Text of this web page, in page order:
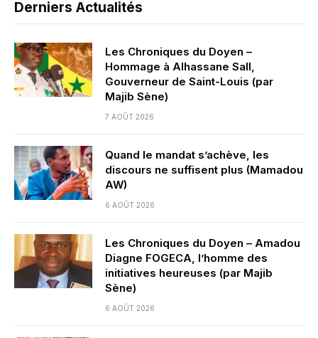
Derniers Actualités
Les Chroniques du Doyen –
Hommage à Alhassane Sall,
Gouverneur de Saint-Louis (par
Majib Sène)
7 AOÛT 2026
Quand le mandat s’achève, les
discours ne suffisent plus (Mamadou
AW)
6 AOÛT 2026
Les Chroniques du Doyen – Amadou
Diagne FOGECA, l’homme des
initiatives heureuses (par Majib
Sène)
6 AOÛT 2026